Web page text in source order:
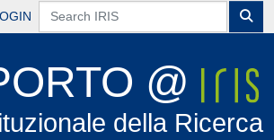
@
della Ricerca